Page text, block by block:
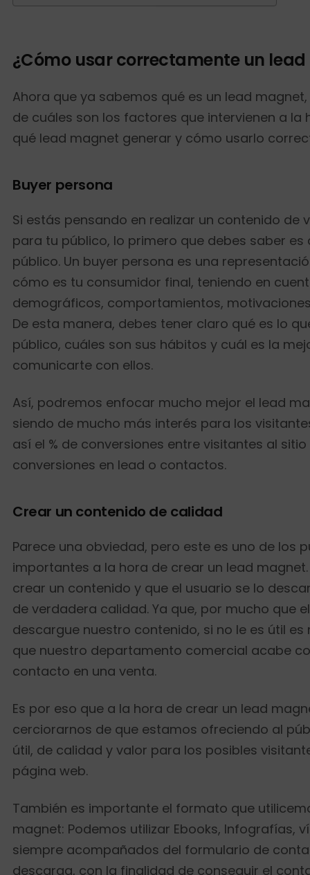
¿Cómo usar correctamente un
Ahora que ya sabemos qué es un lead
de cuáles son los factores que intervienen a la
qué lead magnet generar y cómo usarlo
Buyer persona
Si estás pensando en realizar un contenido de
para tu público, lo primero que debes saber es
público. Un buyer persona es una
cómo es tu consumidor final, teniendo en
demográficos, comportamientos,
De esta manera, debes tener claro qué es lo
público, cuáles son sus hábitos y cuál es la
comunicarte con ellos.
Así, podremos enfocar mucho mejor el lead
siendo de mucho más interés para los
así el % de conversiones entre visitantes al
conversiones en lead o contactos.
Crear un contenido de calidad
Parece una obviedad, pero este es uno de los
importantes a la hora de crear un lead
crear un contenido y que el usuario se lo
de verdadera calidad. Ya que, por mucho que
descargue nuestro contenido, si no le es útil
que nuestro departamento comercial acabe
contacto en una venta.
Es por eso que a la hora de crear un lead
cerciorarnos de que estamos ofreciendo al
útil, de calidad y valor para los posibles
página web.
También es importante el formato que
magnet: Podemos utilizar Ebooks, Infografías,
siempre acompañados del formulario de
descarga, con la finalidad de conseguir el